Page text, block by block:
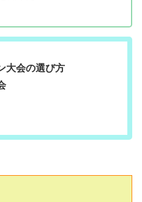
大会の選び方